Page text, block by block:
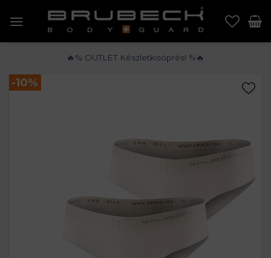
🔥% OUTLET Készletkisöprés! %🔥
-%
-10%